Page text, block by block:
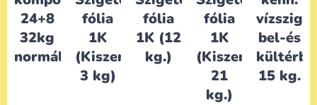
24+8
32kg
normál
fólia
1K
(Kiszerelés:
3 kg)
fólia
1K (12
kg.)
fólia
1K
(Kiszerelés:
21
kg.)
vízszig.
bel-és
15 kg.